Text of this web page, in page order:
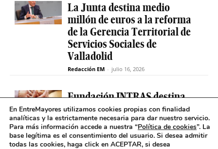
La Junta destina medio
millón de euros a la reforma
de la Gerencia Territorial de
Servicios Sociales de
Valladolid
Redacción EM - julio 16, 2026
Fundación INTRAS destina
6.000 euros a proyectos
sociales que impulsen la
salud mental en Castilla y
León
En EntreMayores utilizamos cookies propias con finalidad
analíticas y la estrictamente necesaria para dar nuestro servicio.
Para más información accede a nuestra “Política de cookies”. La
base legítima es el consentimiento del usuario. Si desea admitir
todas las cookies, haga click en ACEPTAR, si desea